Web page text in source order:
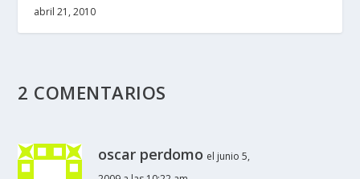
abril 21, 2010
2 COMENTARIOS
oscar perdomo el junio 5,